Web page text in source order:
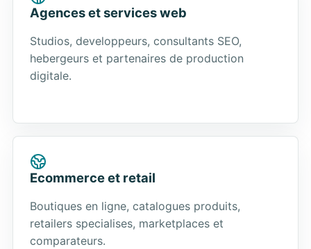
Agences et services web
Studios, developpeurs, consultants SEO,
hebergeurs et partenaires de production
digitale.
Ecommerce et retail
Boutiques en ligne, catalogues produits,
retailers specialises, marketplaces et
comparateurs.